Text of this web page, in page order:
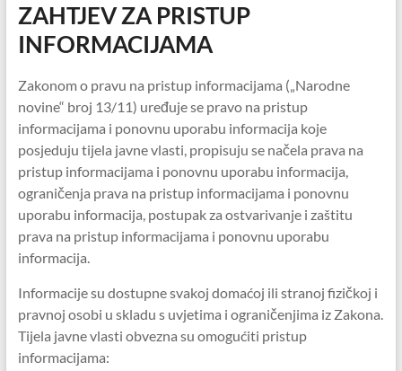
ZAHTJEV ZA PRISTUP
INFORMACIJAMA
Zakonom o pravu na pristup informacijama („Narodne
novine“ broj 13/11) uređuje se pravo na pristup
informacijama i ponovnu uporabu informacija koje
posjeduju tijela javne vlasti, propisuju se načela prava na
pristup informacijama i ponovnu uporabu informacija,
ograničenja prava na pristup informacijama i ponovnu
uporabu informacija, postupak za ostvarivanje i zaštitu
prava na pristup informacijama i ponovnu uporabu
informacija.
Informacije su dostupne svakoj domaćoj ili stranoj fizičkoj i
pravnoj osobi u skladu s uvjetima i ograničenjima iz Zakona.
Tijela javne vlasti obvezna su omogućiti pristup
informacijama: